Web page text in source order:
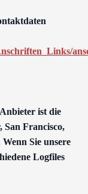
ist die
San Francisco,
Sie unsere
Logfiles